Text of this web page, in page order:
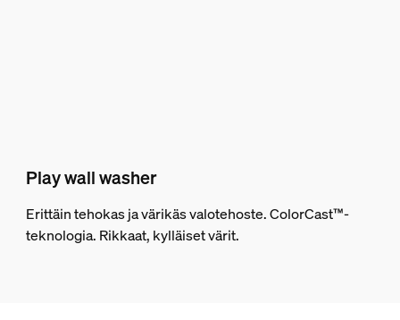
Play wall washer
Erittäin tehokas ja värikäs valotehoste. ColorCast™-
teknologia. Rikkaat, kylläiset värit.